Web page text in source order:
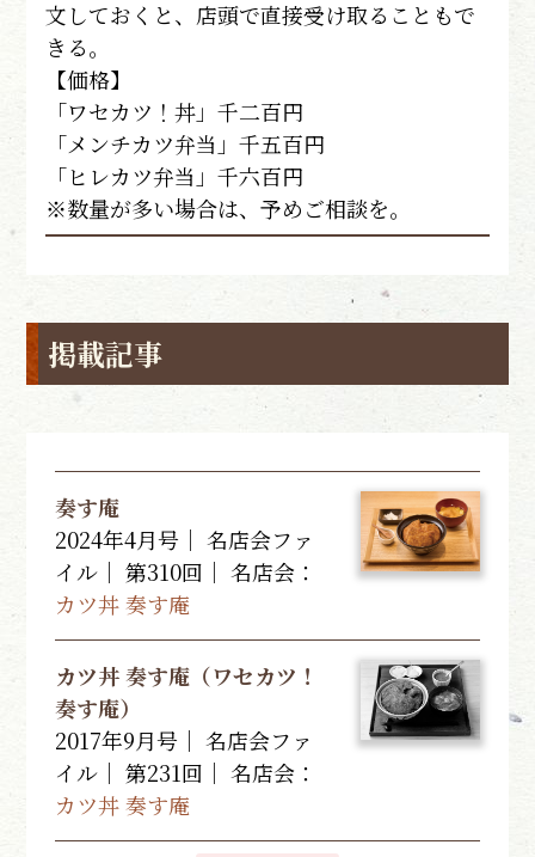
文しておくと、店頭で直接受け取ることもで
きる。
【価格】
「ワセカツ！丼」千二百円
「メンチカツ弁当」千五百円
「ヒレカツ弁当」千六百円
※数量が多い場合は、予めご相談を。
掲載記事
奏す庵
2024年4月号｜ 名店会ファ
イル｜ 第310回｜名店会：
カツ丼 奏す庵
カツ丼 奏す庵（ワセカツ！
奏す庵）
2017年9月号｜ 名店会ファ
イル｜ 第231回｜名店会：
カツ丼 奏す庵